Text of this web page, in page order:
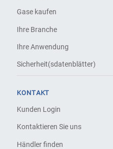
Gase kaufen
Ihre Branche
Ihre Anwendung
Sicherheit(sdatenblätter)
KONTAKT
Kunden Login
Kontaktieren Sie uns
Händler finden